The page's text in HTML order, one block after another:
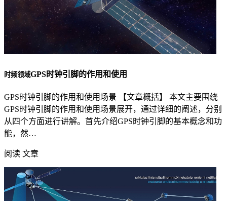
时频领域GPS时钟引脚的作用和使用
GPS时钟引脚的作用和使用场景 【文章概括】 本文主要围绕
GPS时钟引脚的作用和使用场景展开，通过详细的阐述，分别
从四个方面进行讲解。首先介绍GPS时钟引脚的基本概念和功
能，然…
阅读 文章